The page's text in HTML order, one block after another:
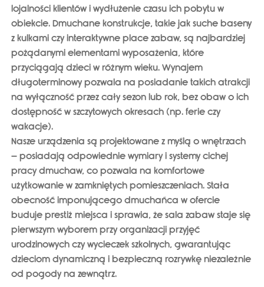
lojalności klientów i wydłużenie czasu ich pobytu w
obiekcie. Dmuchane konstrukcje, takie jak suche baseny
z kulkami czy interaktywne place zabaw, są najbardziej
pożądanymi elementami wyposażenia, które
przyciągają dzieci w różnym wieku. Wynajem
długoterminowy pozwala naposiadanie takich atrakcji
na wyłączność przez cały sezon lub rok, bez obaw o ich
dostępność w szczytowych okresach (np. ferie czy
wakacje).
Nasze urządzenia są projektowane z myślą o wnętrzach
– posiadają odpowiednie wymiary i systemy cichej
pracy dmuchaw, co pozwala na komfortowe
użytkowanie w zamkniętych pomieszczeniach. Stała
obecność imponującego dmuchańca w ofercie
buduje prestiż miejsca i sprawia, że sala zabaw staje się
pierwszym wyborem przy organizacji przyjęć
urodzinowych czy wycieczek szkolnych, gwarantując
dzieciom dynamiczną i bezpieczną rozrywkę niezależnie
od pogody na zewnątrz.